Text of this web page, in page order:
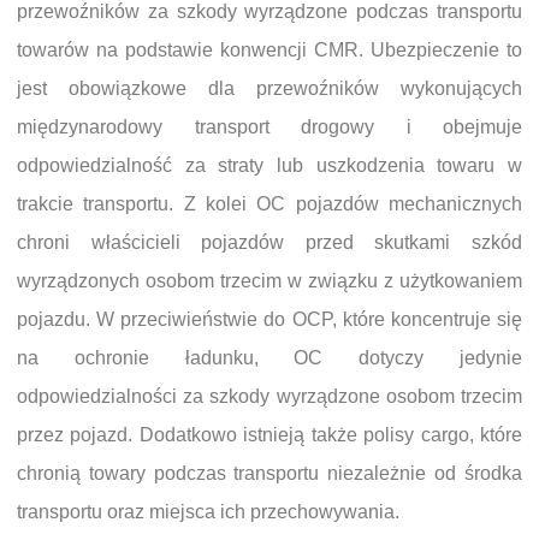
przewoźników za szkody wyrządzone podczas transportu
towarów na podstawie konwencji CMR. Ubezpieczenie to
jest obowiązkowe dla przewoźników wykonujących
międzynarodowy transport drogowy i obejmuje
odpowiedzialność za straty lub uszkodzenia towaru w
trakcie transportu. Z kolei OC pojazdów mechanicznych
chroni właścicieli pojazdów przed skutkami szkód
wyrządzonych osobom trzecim w związku z użytkowaniem
pojazdu. W przeciwieństwie do OCP, które koncentruje się
na ochronie ładunku, OC dotyczy jedynie
odpowiedzialności za szkody wyrządzone osobom trzecim
przez pojazd. Dodatkowo istnieją także polisy cargo, które
chronią towary podczas transportu niezależnie od środka
transportu oraz miejsca ich przechowywania.